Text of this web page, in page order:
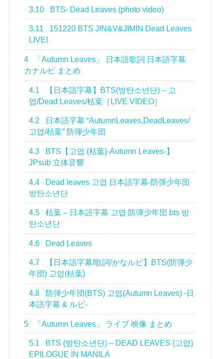
3.10 BTS- Dead Leaves (photo video)
3.11
151220 BTS JIN&V&JIMIN Dead Leaves
LIVE!
4
「Autumn Leaves」 日本語歌詞 日本語字幕
カナルビ まとめ
4.1
【日本語字幕】BTS(방탄소년단) – 고
엽/Dead Leaves/枯葉［LIVE VIDEO］
4.2
日本語字幕 “AutumnLeaves,DeadLeaves/
고엽/枯葉” 防弾少年団
4.3
BTS【고엽 (枯葉)-Autumn Leaves-】
JPsub 立体音響
4.4
Dead leaves 고엽 日本語字幕-防弾少年団
방탄소년단
4.5
枯葉 – 日本語字幕 고엽 防弾少年団 bts 방
탄소년단
4.6 Dead Leaves
4.7
【日本語字幕/歌詞/かなルビ】BTS(防弾少
年団) 고엽(枯葉)
4.8
防弾少年団(BTS) 고엽(Autumn Leaves) -日
本語字幕 & ルビ-
5 「Autumn Leaves」 ライブ 映像 まとめ
5.1
BTS (방탄소년단) – DEAD LEAVES (고엽)
EPILOGUE IN MANILA